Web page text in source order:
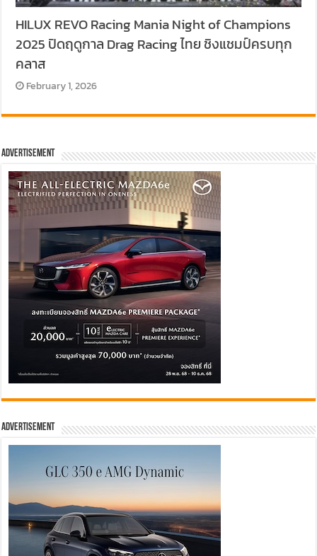
HILUX REVO Racing Mania Night of Champions
2025 ปิดฤดูกาล Drag Racing ไทย ชิงแชมป์ครบทุก
คลาส
February 1, 2026
Advertisement
Advertisement